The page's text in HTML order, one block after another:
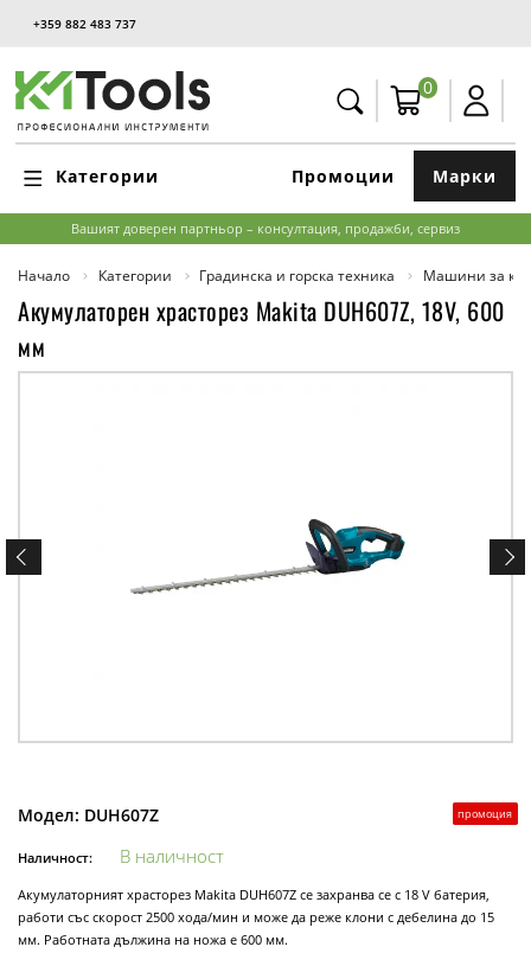
+359 882 483 737
0
Категории Марки
Промоции
Вашият доверен партньор – консултация, продажби, сервиз
Начало Категории Градинска и горска техника Машини за
Акумулаторен храсторез Makita DUH607Z, 18V, 600
мм
промоция
Модел: DUH607Z
Наличност: В наличност
Акумулаторният храсторез Makita DUH607Z се захранва се с 18 V батерия,
работи със скорост 2500 хода/мин и може да реже клони с дебелина до 15
мм. Работната дължина на ножа е 600 мм.